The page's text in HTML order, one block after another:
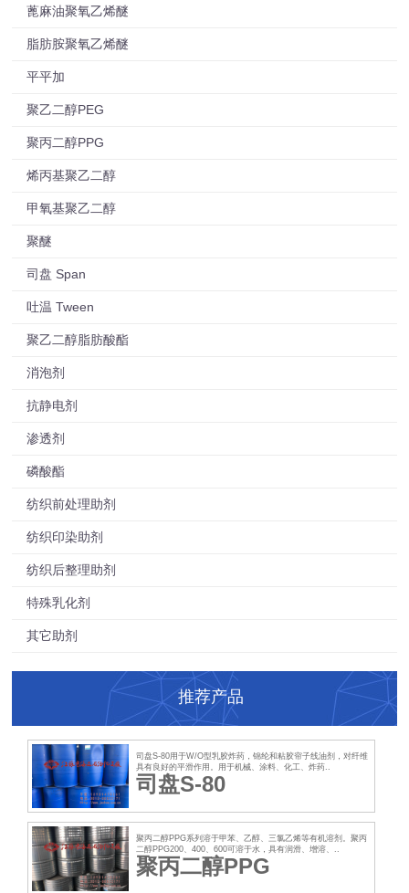
蓖麻油聚氧乙烯醚
脂肪胺聚氧乙烯醚
平平加
聚乙二醇PEG
聚丙二醇PPG
烯丙基聚乙二醇
甲氧基聚乙二醇
聚醚
司盘 Span
吐温 Tween
聚乙二醇脂肪酸酯
消泡剂
抗静电剂
渗透剂
磷酸酯
纺织前处理助剂
纺织印染助剂
纺织后整理助剂
特殊乳化剂
其它助剂
推荐产品
司盘S-80用于W/O型乳胶炸药，锦纶和粘胶帘子线油剂，对纤维
具有良好的平滑作用。用于机械、涂料、化工、炸药..
司盘S-80
聚丙二醇PPG系列溶于甲苯、乙醇、三氯乙烯等有机溶剂。聚丙
二醇PPG200、400、600可溶于水，具有润滑、增溶、..
聚丙二醇PPG